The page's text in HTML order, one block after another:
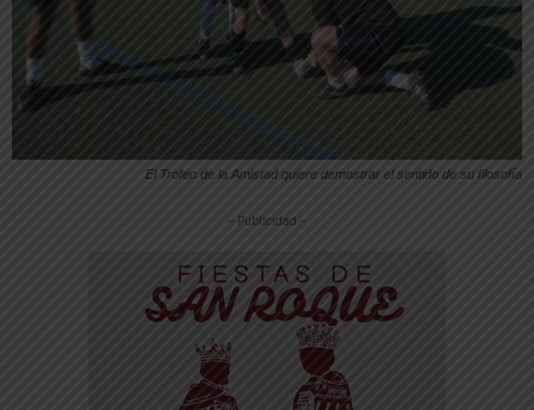
El Trofeo de la Amistad quiere demostrar el sentido de su filosofía
-- Publicidad --